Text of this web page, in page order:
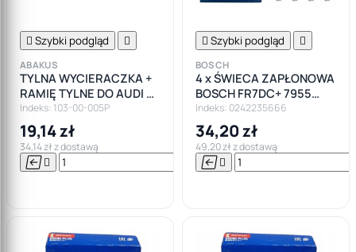
 Szybki podgląd 
ABAKUS
TYLNA WYCIERACZKA +
RAMIĘ TYLNE DO AUDI A3
8P A4 B6 B7
Indeks: 103-00-005P
19,14 zł
34,14 zł z dostawą
  

 Szybki podgląd 
BOSCH
4 x ŚWIECA ZAPŁONOWA
BOSCH FR7DC+ 7955
BENZYNA LPG
Indeks: 0242235666
34,20 zł
49,20 zł z dostawą
 